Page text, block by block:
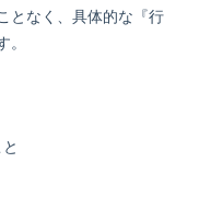
となく、具体的な『行
。